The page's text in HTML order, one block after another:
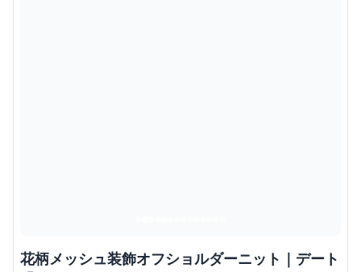
花柄メッシュ装飾オフショルダーニット｜デート